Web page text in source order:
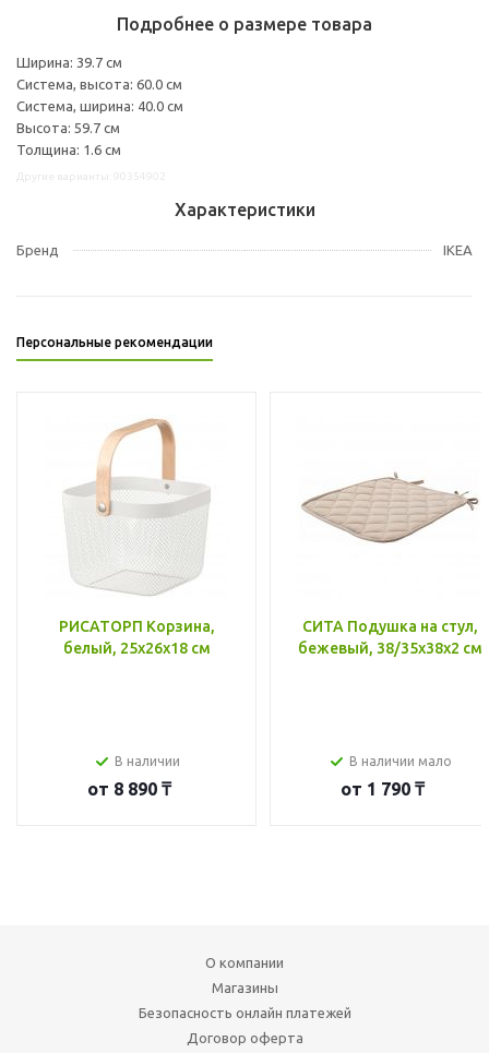
Подробнее о размере товара
Ширина: 39.7 см
Система, высота: 60.0 см
Система, ширина: 40.0 см
Высота: 59.7 см
Толщина: 1.6 см
Характеристики
Бренд IKEA
Персональные рекомендации
РИСАТОРП Корзина,
белый, 25x26x18 см
В наличии
от 8 890 ₸
СИТА Подушка на стул,
бежевый, 38/35x38x2 см
В наличии мало
от 1 790 ₸
О компании
Магазины
Безопасность онлайн платежей
Договор оферта